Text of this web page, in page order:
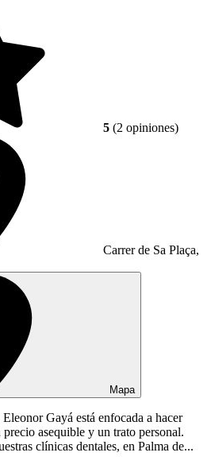
5 (2 opiniones)
Carrer de Sa Plaça,
Mapa
Gayá está enfocada a hacer
asequible y un trato personal.
clínicas dentales, en Palma de...